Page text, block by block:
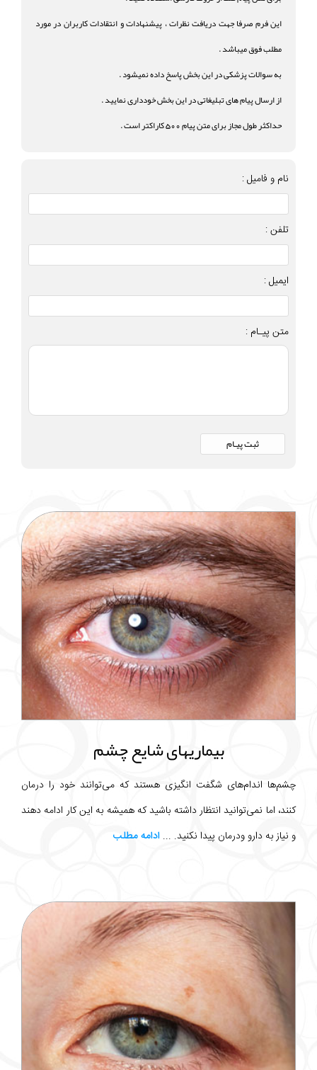
این فرم صرفا جهت دریافت نظرات ، پیشنهادات و انتقادات کاربران در مورد
مطلب فوق میباشد .
به سوالات پزشکی در این بخش پاسخ داده نمیشود .
از ارسال پیام های تبلیغاتی در این بخش خودداری نمایید .
حداکثر طول مجاز برای متن پیام 500 کاراکتر است .
نام و فامیل :
تلفن :
ایمیل :
متن پیـام :
بیماریهای شایع چشم
چشم‌ها اندام‌های شگفت انگیزی هستند که می‌توانند خود را درمان
کنند، اما نمی‌توانید انتظار داشته باشید که همیشه به این کار ادامه دهند
و نیاز به دارو ودرمان پیدا نکنید. ... ادامه مطلب